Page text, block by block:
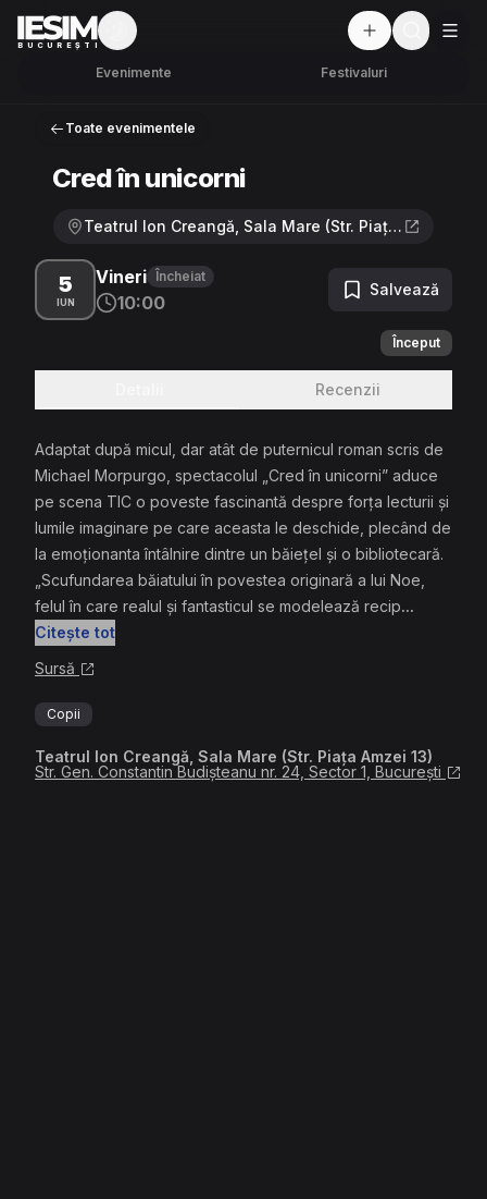
BUCUREȘTI Mod întunecat
Evenimente Festivaluri
Toate evenimentele
Cred în unicorni
Teatrul Ion Creangă, Sala Mare (Str. Piața Amzei 13) · Str. Gen. Constantin Budișteanu nr. 24, Sector 1, București
5
IUN
Vineri Încheiat
10:00
Salvează
Început
Recenzii
Adaptat după micul, dar atât de puternicul roman scris de
Michael Morpurgo, spectacolul „Cred în unicorni” aduce
pe scena TIC o poveste fascinantă despre forța lecturii și
lumile imaginare pe care aceasta le deschide, plecând de
la emoționanta întâlnire dintre un băiețel și o bibliotecară.
„Scufundarea băiatului în povestea originară a lui Noe,
felul în care realul și fantasticul se modelează recip...
Citește tot
Sursă
Copii
Teatrul Ion Creangă, Sala Mare (Str. Piața Amzei 13)
Str. Gen. Constantin Budișteanu nr. 24, Sector 1, București